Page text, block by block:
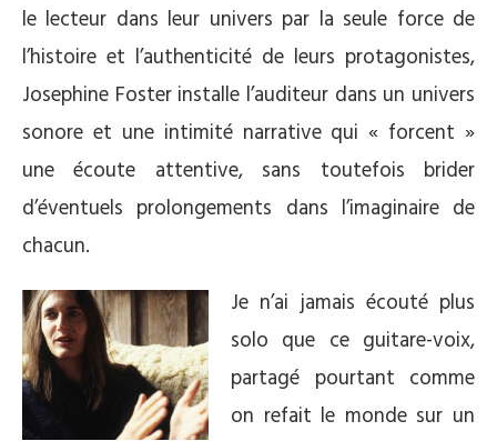
le lecteur dans leur univers par la seule force de
l’histoire et l’authenticité de leurs protagonistes,
Josephine Foster installe l’auditeur dans un univers
sonore et une intimité narrative qui « forcent »
une écoute attentive, sans toutefois brider
d’éventuels prolongements dans l’imaginaire de
chacun.
Je n’ai jamais écouté plus
solo que ce guitare-voix,
partagé pourtant comme
on refait le monde sur un